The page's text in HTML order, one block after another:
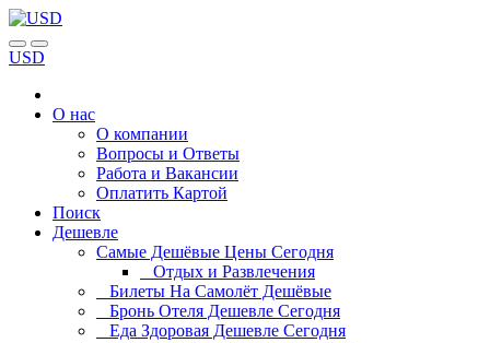
USD
О нас
О компании
Вопросы и Ответы
Работа и Вакансии
Оплатить Картой
Поиск
Дешевле
Самые Дешёвые Цены Сегодня
Отдых и Развлечения
Билеты На Самолёт Дешёвые
Бронь Отеля Дешевле Сегодня
Еда Здоровая Дешевле Сегодня